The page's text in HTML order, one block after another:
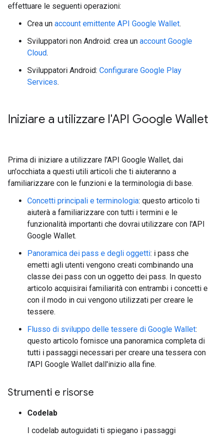
effettuare le seguenti operazioni:
Crea un account emittente API Google Wallet.
Sviluppatori non Android: crea un account Google
Cloud.
Sviluppatori Android: Configurare Google Play
Services.
Iniziare a utilizzare l'API Google Wallet
Prima di iniziare a utilizzare l'API Google Wallet, dai
un'occhiata a questi utili articoli che ti aiuteranno a
familiarizzare con le funzioni e la terminologia di base.
Concetti principali e terminologia: questo articolo ti
aiuterà a familiarizzare con tutti i termini e le
funzionalità importanti che dovrai utilizzare con l'API
Google Wallet.
Panoramica dei pass e degli oggetti: i pass che
emetti agli utenti vengono creati combinando una
classe dei pass con un oggetto dei pass. In questo
articolo acquisirai familiarità con entrambi i concetti e
con il modo in cui vengono utilizzati per creare le
tessere.
Flusso di sviluppo delle tessere di Google Wallet:
questo articolo fornisce una panoramica completa di
tutti i passaggi necessari per creare una tessera con
l'API Google Wallet dall'inizio alla fine.
Strumenti e risorse
Codelab
I codelab autoguidati ti spiegano i passaggi